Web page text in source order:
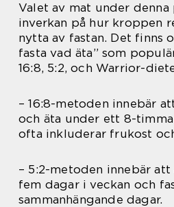
Valet av mat under
inverkan på hur kroppen
nytta av fastan. Det finns
fasta vad äta” som
16:8, 5:2, och Warrior-
– 16:8-metoden innebär
och äta under ett 8-
ofta inkluderar frukost
– 5:2-metoden innebär
fem dagar i veckan och
sammanhängande dagar.